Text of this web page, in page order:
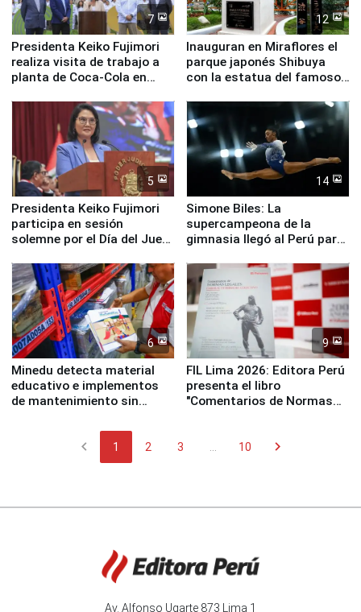
7
Presidenta Keiko Fujimori
realiza visita de trabajo a
planta de Coca-Cola en
12
Inauguran en Miraflores el
parque japonés Shibuya
con la estatua del famoso
5
Presidenta Keiko Fujimori
participa en sesión
solemne por el Día del Juez
14
Simone Biles: La
supercampeona de la
gimnasia llegó al Perú para
Panamericanos Lima 2027
6
Minedu detecta material
educativo e implementos
de mantenimiento sin
9
FIL Lima 2026: Editora Perú
presenta el libro
"Comentarios de Normas
chevron_left 1 2 3 ... 10 chevron_right
Av. Alfonso Ugarte 873 Lima 1